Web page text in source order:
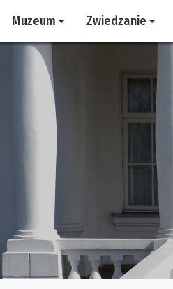
Muzeum Zwiedzanie